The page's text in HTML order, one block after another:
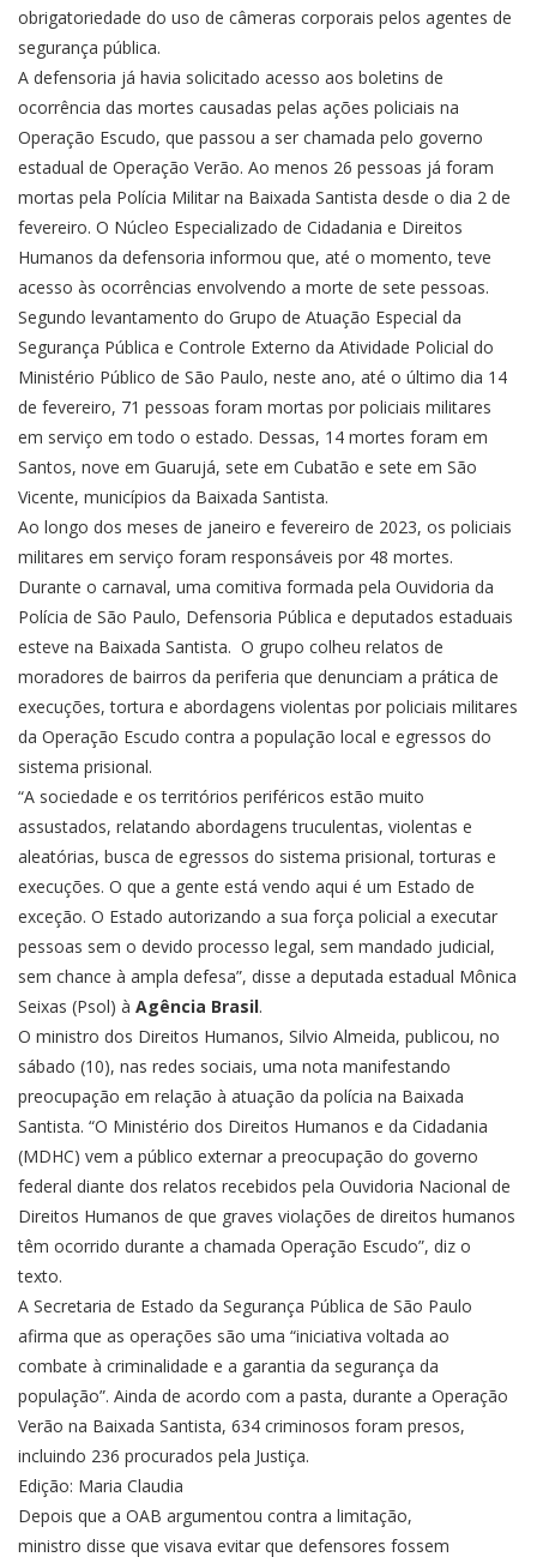
obrigatoriedade do uso de câmeras corporais pelos agentes de
segurança pública.
A defensoria já havia solicitado acesso aos boletins de
ocorrência das mortes causadas pelas ações policiais na
Operação Escudo, que passou a ser chamada pelo governo
estadual de Operação Verão. Ao menos 26 pessoas já foram
mortas pela Polícia Militar na Baixada Santista desde o dia 2 de
fevereiro. O Núcleo Especializado de Cidadania e Direitos
Humanos da defensoria informou que, até o momento, teve
acesso às ocorrências envolvendo a morte de sete pessoas.
Segundo levantamento do Grupo de Atuação Especial da
Segurança Pública e Controle Externo da Atividade Policial do
Ministério Público de São Paulo, neste ano, até o último dia 14
de fevereiro, 71 pessoas foram mortas por policiais militares
em serviço em todo o estado. Dessas, 14 mortes foram em
Santos, nove em Guarujá, sete em Cubatão e sete em São
Vicente, municípios da Baixada Santista.
Ao longo dos meses de janeiro e fevereiro de 2023, os policiais
militares em serviço foram responsáveis por 48 mortes.
Durante o carnaval, uma comitiva formada pela Ouvidoria da
Polícia de São Paulo, Defensoria Pública e deputados estaduais
esteve na Baixada Santista. O grupo colheu relatos de
moradores de bairros da periferia que denunciam a prática de
execuções, tortura e abordagens violentas por policiais militares
da Operação Escudo contra a população local e egressos do
sistema prisional.
“A sociedade e os territórios periféricos estão muito
assustados, relatando abordagens truculentas, violentas e
aleatórias, busca de egressos do sistema prisional, torturas e
execuções. O que a gente está vendo aqui é um Estado de
exceção. O Estado autorizando a sua força policial a executar
pessoas sem o devido processo legal, sem mandado judicial,
sem chance à ampla defesa”, disse a deputada estadual Mônica
Seixas (Psol) à Agência Brasil.
O ministro dos Direitos Humanos, Silvio Almeida, publicou, no
sábado (10), nas redes sociais, uma nota manifestando
preocupação em relação à atuação da polícia na Baixada
Santista. “O Ministério dos Direitos Humanos e da Cidadania
(MDHC) vem a público externar a preocupação do governo
federal diante dos relatos recebidos pela Ouvidoria Nacional de
Direitos Humanos de que graves violações de direitos humanos
têm ocorrido durante a chamada Operação Escudo”, diz o
texto.
A Secretaria de Estado da Segurança Pública de São Paulo
afirma que as operações são uma “iniciativa voltada ao
combate à criminalidade e a garantia da segurança da
população”. Ainda de acordo com a pasta, durante a Operação
Verão na Baixada Santista, 634 criminosos foram presos,
incluindo 236 procurados pela Justiça.
Edição: Maria Claudia
Depois que a OAB argumentou contra a limitação,
ministro disse que visava evitar que defensores fossem